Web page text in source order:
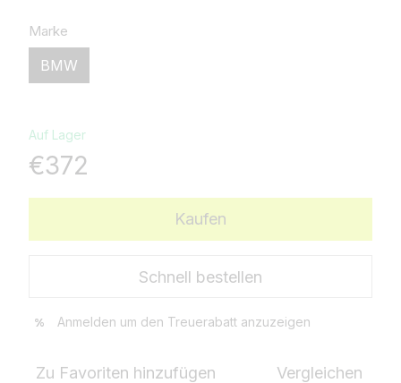
Marke
BMW
Auf Lager
€372
Kaufen
Schnell bestellen
% Anmelden um den Treuerabatt anzuzeigen
Zu Favoriten hinzufügen Vergleichen